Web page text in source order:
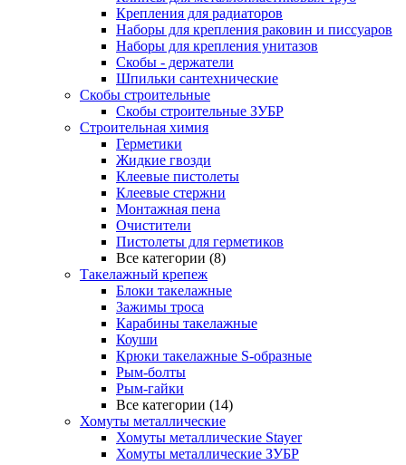
Крепления для радиаторов
Наборы для крепления раковин и писсуаров
Наборы для крепления унитазов
Скобы - держатели
Шпильки сантехнические
Скобы строительные
Скобы строительные ЗУБР
Строительная химия
Герметики
Жидкие гвозди
Клеевые пистолеты
Клеевые стержни
Монтажная пена
Очистители
Пистолеты для герметиков
Все категории (8)
Такелажный крепеж
Блоки такелажные
Зажимы троса
Карабины такелажные
Коуши
Крюки такелажные S-образные
Рым-болты
Рым-гайки
Все категории (14)
Хомуты металлические
Хомуты металлические Stayer
Хомуты металлические ЗУБР